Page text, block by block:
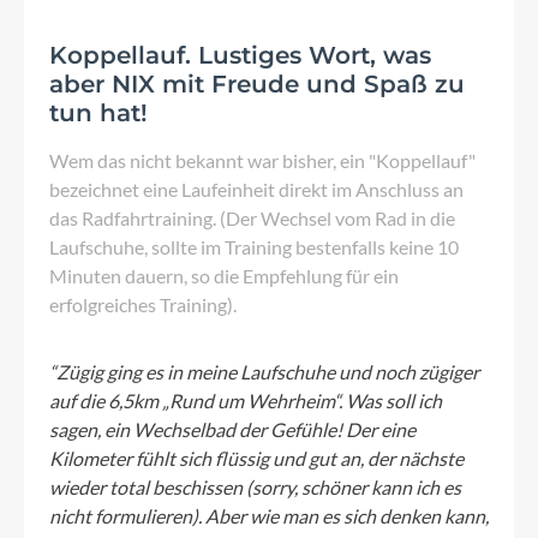
Koppellauf. Lustiges Wort, was
aber NIX mit Freude und Spaß zu
tun hat!
Wem das nicht bekannt war bisher, ein "Koppellauf"
bezeichnet eine Laufeinheit direkt im Anschluss an
das Radfahrtraining. (Der Wechsel vom Rad in die
Laufschuhe, sollte im Training bestenfalls keine 10
Minuten dauern, so die Empfehlung für ein
erfolgreiches Training).
“Zügig ging es in meine Laufschuhe und noch zügiger
auf die 6,5km „Rund um Wehrheim“. Was soll ich
sagen, ein Wechselbad der Gefühle! Der eine
Kilometer fühlt sich flüssig und gut an, der nächste
wieder total beschissen (sorry, schöner kann ich es
nicht formulieren). Aber wie man es sich denken kann,